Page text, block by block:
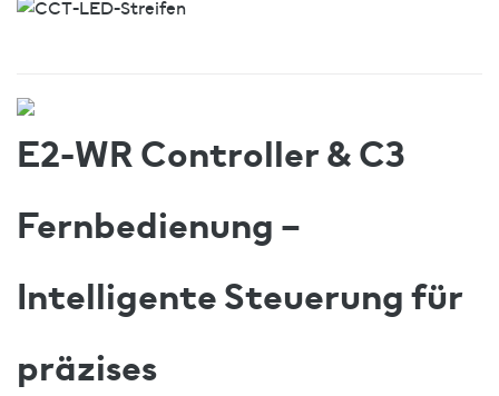
E2-WR Controller & C3
Fernbedienung –
Intelligente Steuerung für
präzises